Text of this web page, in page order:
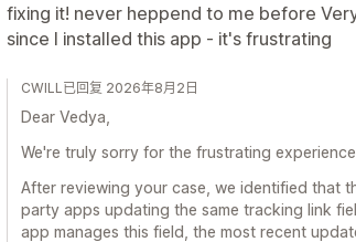
fixing it! never heppend to me before
since I installed this app - it's frustrating
CWILL已回复 2026年8月2日
Dear Vedya,
We're truly sorry for the frustrating
After reviewing your case, we identified that
party apps updating the same tracking link
app manages this field, the most recent